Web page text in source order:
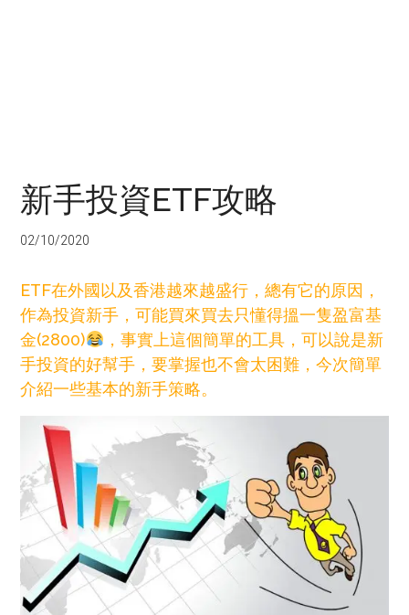
新手投資ETF攻略
02/10/2020
ETF在外國以及香港越來越盛行，總有它的原因，
作為投資新手，可能買來買去只懂得搵一隻盈富基
金(2800)
，事實上這個簡單的工具，可以說是新
手投資的好幫手，要掌握也不會太困難，今次簡單
介紹一些基本的新手策略。